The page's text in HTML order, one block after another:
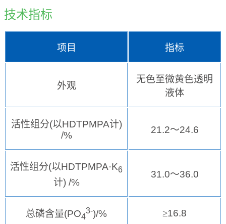
技术指标
项目 指标
外观
无色至微黄色透明
液体
活性组分(以HDTPMPA计)
/%
21.2～24.6
活性组分(以HDTPMPA·K6
计) /%
31.0～36.0
总磷含量(PO4
3-)/% ≥16.8